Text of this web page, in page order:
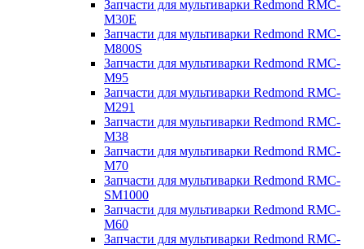
Запчасти для мультиварки Redmond RMC-
M30E
Запчасти для мультиварки Redmond RMC-
M800S
Запчасти для мультиварки Redmond RMC-
M95
Запчасти для мультиварки Redmond RMC-
M291
Запчасти для мультиварки Redmond RMC-
M38
Запчасти для мультиварки Redmond RMC-
M70
Запчасти для мультиварки Redmond RMC-
SM1000
Запчасти для мультиварки Redmond RMC-
M60
Запчасти для мультиварки Redmond RMC-